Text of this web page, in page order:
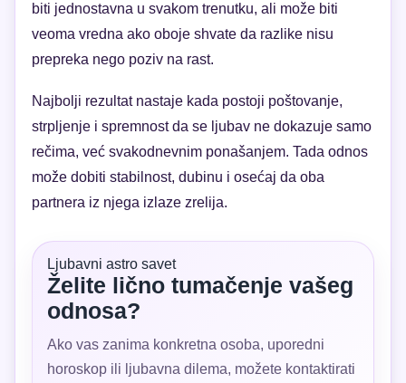
biti jednostavna u svakom trenutku, ali može biti
veoma vredna ako oboje shvate da razlike nisu
prepreka nego poziv na rast.
Najbolji rezultat nastaje kada postoji poštovanje,
strpljenje i spremnost da se ljubav ne dokazuje samo
rečima, već svakodnevnim ponašanjem. Tada odnos
može dobiti stabilnost, dubinu i osećaj da oba
partnera iz njega izlaze zrelija.
Ljubavni astro savet
Želite lično tumačenje vašeg
odnosa?
Ako vas zanima konkretna osoba, uporedni
horoskop ili ljubavna dilema, možete kontaktirati